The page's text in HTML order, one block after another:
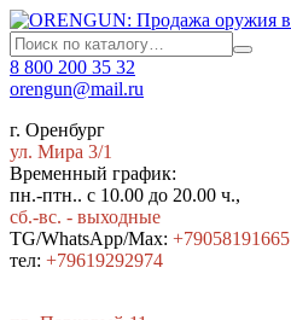
8 800 200 35 32
orengun@mail.ru
г. Оренбург
ул. Мира 3/1
Временный график:
пн.-птн.. с 10.00 до 20.00 ч.,
сб.-вс. - выходные
TG/WhatsApp/Max: +79058191665
тел: +79619292974